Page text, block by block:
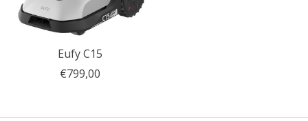
Eufy C15
€799,00